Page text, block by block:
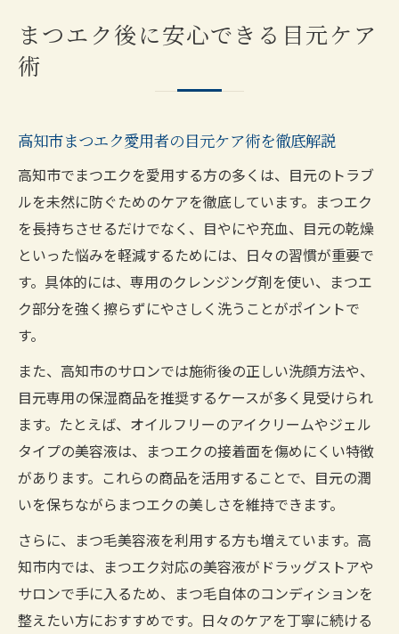
まつエク後に安心できる目元ケア
術
高知市まつエク愛用者の目元ケア術を徹底解説
高知市でまつエクを愛用する方の多くは、目元のトラブ
ルを未然に防ぐためのケアを徹底しています。まつエク
を長持ちさせるだけでなく、目やにや充血、目元の乾燥
といった悩みを軽減するためには、日々の習慣が重要で
す。具体的には、専用のクレンジング剤を使い、まつエ
ク部分を強く擦らずにやさしく洗うことがポイントで
す。
また、高知市のサロンでは施術後の正しい洗顔方法や、
目元専用の保湿商品を推奨するケースが多く見受けられ
ます。たとえば、オイルフリーのアイクリームやジェル
タイプの美容液は、まつエクの接着面を傷めにくい特徴
があります。これらの商品を活用することで、目元の潤
いを保ちながらまつエクの美しさを維持できます。
さらに、まつ毛美容液を利用する方も増えています。高
知市内では、まつエク対応の美容液がドラッグストアや
サロンで手に入るため、まつ毛自体のコンディションを
整えたい方におすすめです。日々のケアを丁寧に続ける